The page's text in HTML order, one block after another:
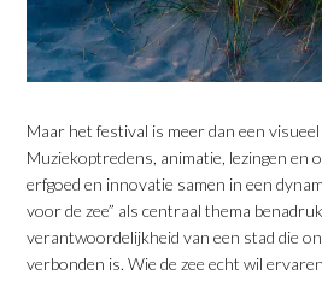
​Maar het festival is meer dan een
Muziekoptredens, animatie, lezingen en
erfgoed en innovatie samen in een
voor de zee” als centraal thema
verantwoordelijkheid van een stad die
verbonden is. Wie de zee echt wil